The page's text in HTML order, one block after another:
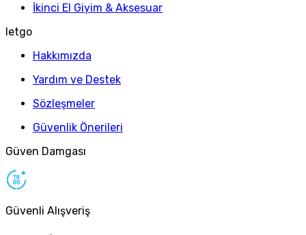
İkinci El Giyim & Aksesuar
letgo
Hakkımızda
Yardım ve Destek
Sözleşmeler
Güvenlik Önerileri
Güven Damgası
Güvenli Alışveriş